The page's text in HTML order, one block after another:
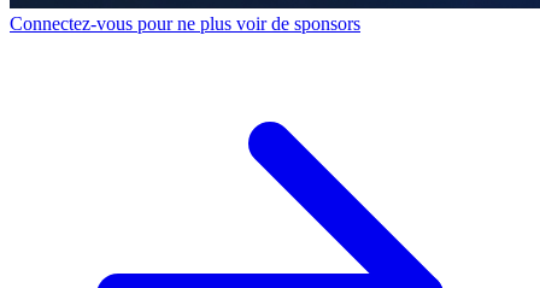
Connectez-vous pour ne plus voir de sponsors